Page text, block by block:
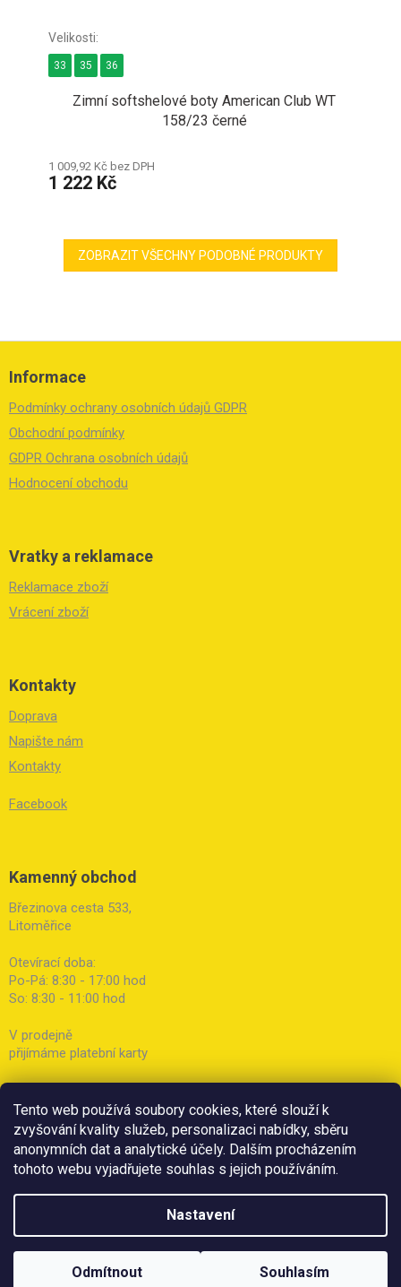
Tento web používá soubory cookies, které slouží k
zvyšování kvality služeb, personalizaci nabídky, sběru
anonymních dat a analytické účely. Dalším procházením
tohoto webu vyjadřujete souhlas s jejich používáním.
Nastavení
Odmítnout Souhlasím
Zimní softshelové boty American Club WT
158/23 černé
1 009,92 Kč bez DPH
1 222 Kč
33 35 36
ZOBRAZIT VŠECHNY PODOBNÉ PRODUKTY
Z
Informace
Podmínky ochrany osobních údajů GDPR
Obchodní podmínky
GDPR Ochrana osobních údajů
Hodnocení obchodu
Vratky a reklamace
Reklamace zboží
Vrácení zboží
Kontakty
Doprava
Napište nám
Kontakty
Facebook
Kamenný obchod
Březinova cesta 533,
Litoměřice
Otevírací doba:
Po-Pá: 8:30 - 17:00 hod
So: 8:30 - 11:00 hod
V prodejně
přijímáme platební karty